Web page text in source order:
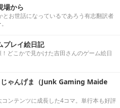
場から
とお世話になっているであろう有志翻訳者
プレイ絵日記
どこかで見かけた吉田さんのゲーム絵日
じゃんげま（Junk Gaming Maide
ンテンツに成長した4コマ。単行本も好評